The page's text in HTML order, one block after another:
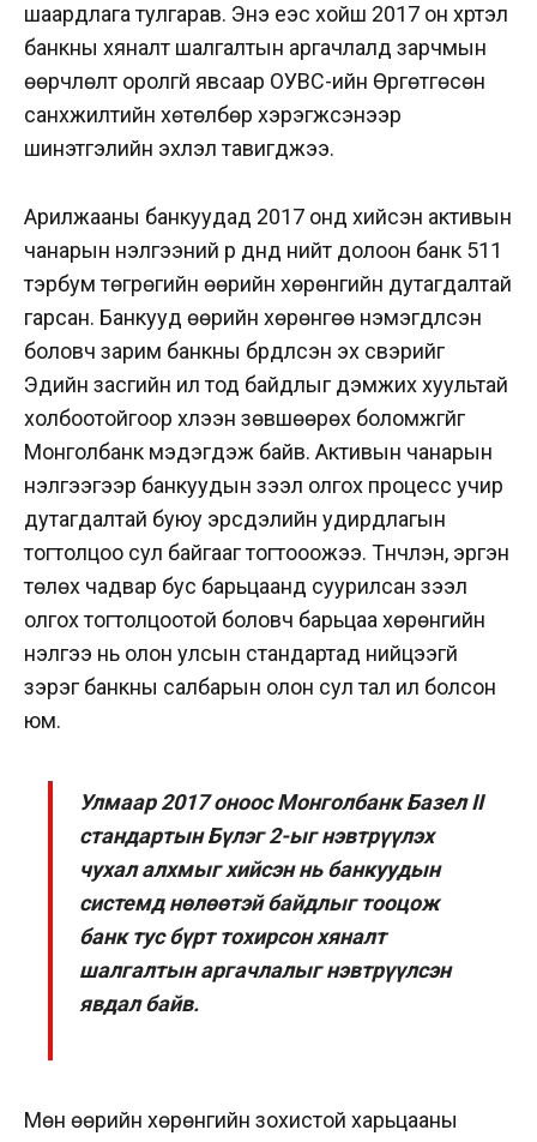
шаардлага тулгарав. Энэ үеэс хойш 2017 он хүртэл
банкны хяналт шалгалтын аргачлалд зарчмын
өөрчлөлт оролгүй явсаар ОУВС-ийн Өргөтгөсөн
санхүүжилтийн хөтөлбөр хэрэгжсэнээр
шинэтгэлийн эхлэл тавигджээ.
Арилжааны банкуудад 2017 онд хийсэн активын
чанарын үнэлгээний үр дүнд нийт долоон банк 511
тэрбум төгрөгийн өөрийн хөрөнгийн дутагдалтай
гарсан. Банкууд өөрийн хөрөнгөө нэмэгдүүлсэн
боловч зарим банкны бүрдүүлсэн эх үүсвэрийг
Эдийн засгийн ил тод байдлыг дэмжих хуультай
холбоотойгоор хүлээн зөвшөөрөх боломжгүйг
Монголбанк мэдэгдэж байв. Активын чанарын
үнэлгээгээр банкуудын зээл олгох процесс учир
дутагдалтай буюу эрсдэлийн удирдлагын
тогтолцоо сул байгааг тогтооожээ. Түүнчлэн, эргэн
төлөх чадвар бус барьцаанд суурилсан зээл
олгох тогтолцоотой боловч барьцаа хөрөнгийн
үнэлгээ нь олон улсын стандартад нийцээгүй
зэрэг банкны салбарын олон сул тал ил болсон
юм.
Улмаар 2017 оноос Монголбанк Базел II
стандартын Бүлэг 2-ыг нэвтрүүлэх
чухал алхмыг хийсэн нь банкуудын
системд нөлөөтэй байдлыг тооцож
банк тус бүрт тохирсон хяналт
шалгалтын аргачлалыг нэвтрүүлсэн
явдал байв.
Мөн өөрийн хөрөнгийн зохистой харьцааны